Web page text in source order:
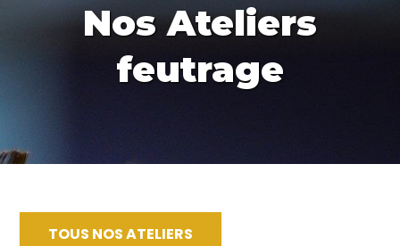
Nos Ateliers
feutrage
TOUS NOS ATELIERS